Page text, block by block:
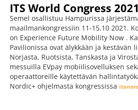
ITS World Congress 2021
Semel osallistuu Hampurissa
maailmankongressiin 11-15.10 2021.
on Experience Future Mobility Now .
Pavilionissa ovat älykkään ja kestävän
Norjasta, Ruotsista, Tanskasta ja
messuilla EVpay mobiilisovelluksen
operaattoreille käytettävän
Nordic+ ohjelmasta kongressissa